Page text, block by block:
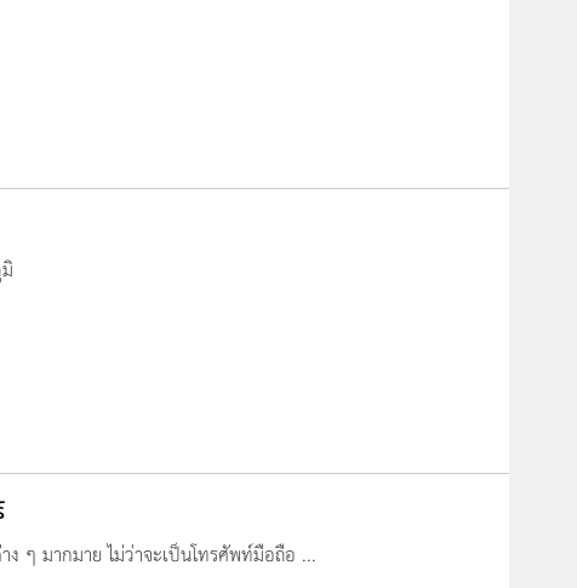
ง ๆ มากมาย ไม่ว่าจะเป็นโทรศัพท์มือถือ ...